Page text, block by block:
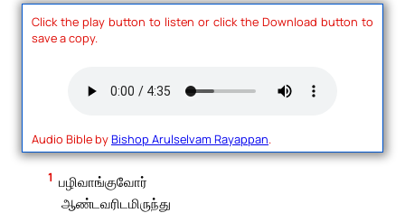
Click the play button to listen or click the Download button to
save a copy.
Audio Bible byBishop Arulselvam Rayappan.
1 பழிவாங்குவோர்
ஆண்டவரிடமிருந்து